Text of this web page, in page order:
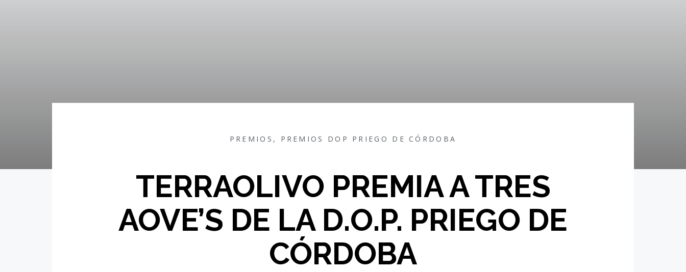
PREMIOS , PREMIOS DOP PRIEGO DE CÓRDOBA
TERRAOLIVO PREMIA A TRES
AOVE’S DE LA D.O.P. PRIEGO DE
CÓRDOBA